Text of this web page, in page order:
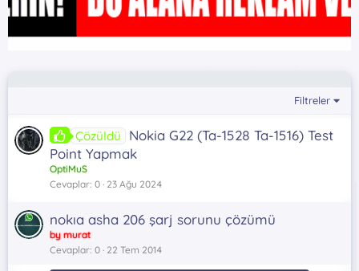
Filtreler
Çözüldü
Nokia G22 (Ta-1528 Ta-1516) Test
Point Yapmak
OptiMuS
Cevaplar 0 23 Ağu 2024
nokıa asha 206 şarj sorunu çözümü
by murat
Cevaplar 0 22 Tem 2014